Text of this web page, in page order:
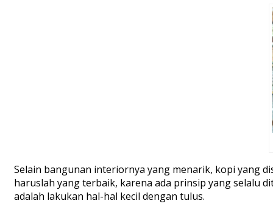
Selain bangunan interiornya yang menarik, kopi yang
haruslah yang terbaik, karena ada prinsip yang selalu
adalah lakukan hal-hal kecil dengan tulus.